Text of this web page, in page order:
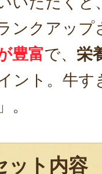
ンクアップ
豊富で、 栄
ント。牛す
。
ット内容